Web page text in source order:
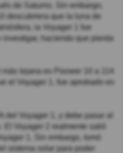
de Saturno. Sin embargo,
descubriera que la luna de
la Voyager 1 fue
investigar, haciendo que pierda
lejana es Pioneer 10 a 114
el Voyager 1, fue aprobado en
del Voyager 1, y debe pasar al
El Voyager 2 realmente salió
1. Sin embargo, tomó
sistema solar para poder